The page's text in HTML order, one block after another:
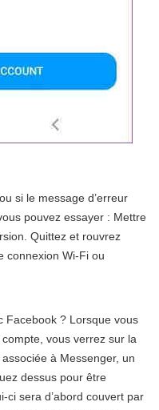
si le message d’erreur
pouvez essayer : Mettre
Quittez et rouvrez
connexion Wi-Fi ou
Facebook ? Lorsque vous
vous verrez sur la
à Messenger, un
dessus pour être
ci sera d’abord couvert par